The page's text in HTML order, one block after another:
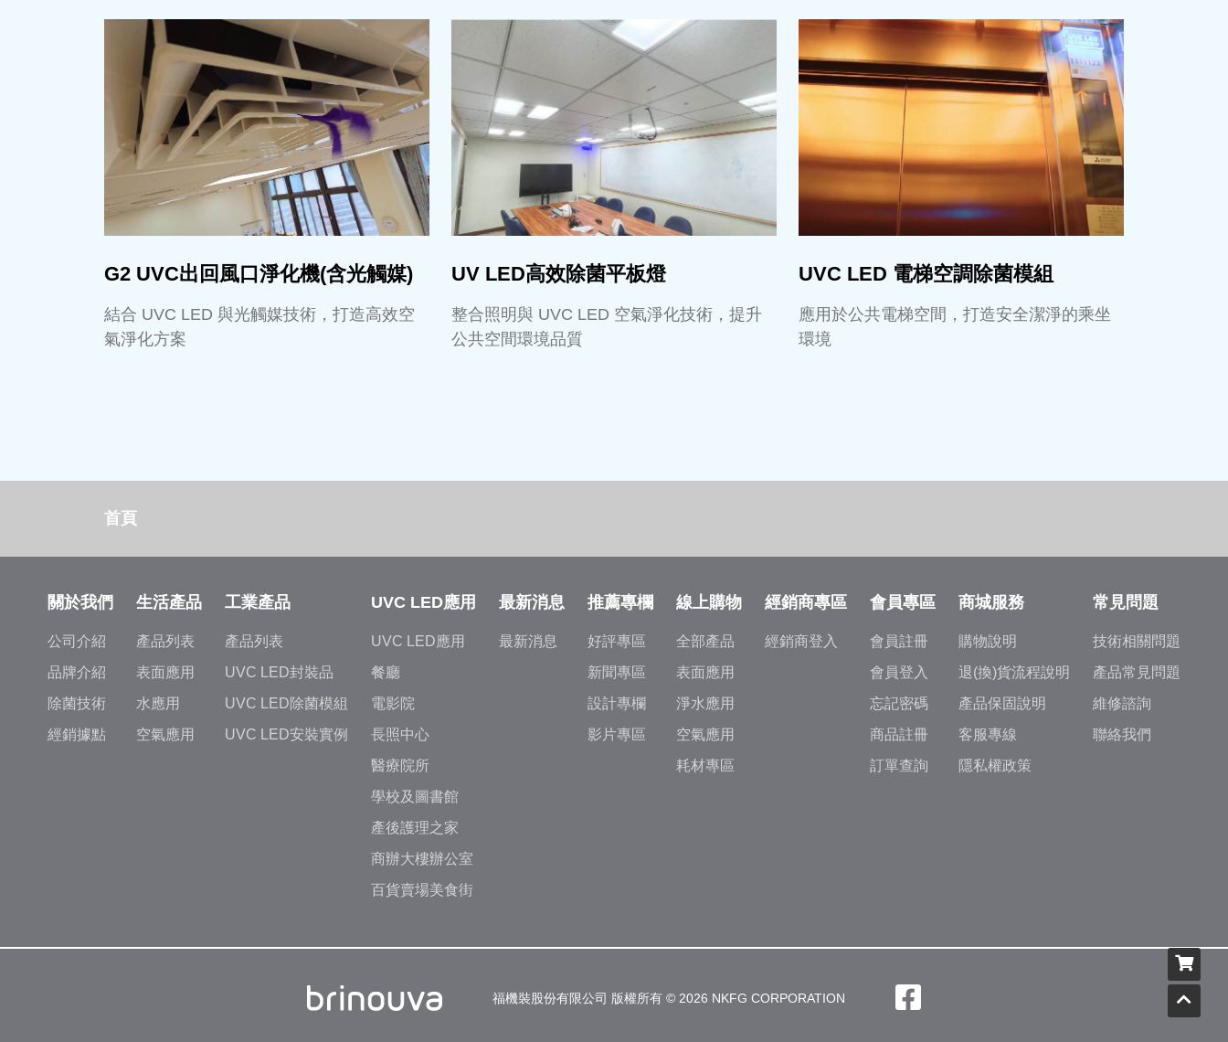
G2 UVC出回風口淨化機(含光觸媒)
結合 UVC LED 與光觸媒技術，打造高效空
氣淨化方案
UV LED高效除菌平板燈
整合照明與 UVC LED 空氣淨化技術，提升
公共空間環境品質
UVC LED 電梯空調除菌模組
應用於公共電梯空間，打造安全潔淨的乘坐
環境
首頁
關於我們
公司介紹
品牌介紹
除菌技術
經銷據點
生活產品
產品列表
表面應用
水應用
空氣應用
工業產品
產品列表
UVC LED封裝品
UVC LED除菌模組
UVC LED安裝實例
UVC LED應用
UVC LED應用
餐廳
電影院
長照中心
醫療院所
學校及圖書館
產後護理之家
商辦大樓辦公室
百貨賣場美食街
最新消息
最新消息
推薦專欄
好評專區
新聞專區
設計專欄
影片專區
線上購物
全部產品
表面應用
淨水應用
空氣應用
耗材專區
經銷商專區
經銷商登入
會員專區
會員註冊
會員登入
忘記密碼
商品註冊
訂單查詢
商城服務
購物說明
退(換)貨流程說明
產品保固說明
客服專線
隱私權政策
常見問題
技術相關問題
產品常見問題
維修諮詢
聯絡我們
福機裝股份有限公司 版權所有 © 2026 NKFG CORPORATION